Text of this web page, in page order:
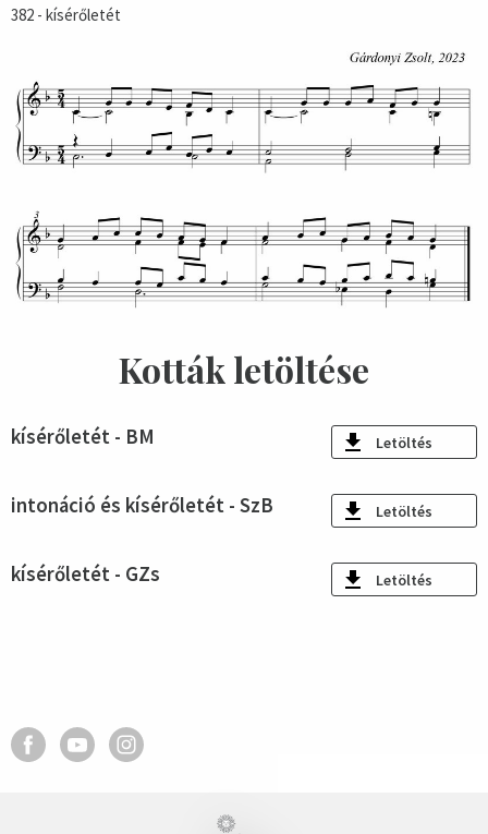
382 - kísérőletét
Kották letöltése
kísérőletét - BM Letöltés
intonáció és kísérőletét - SzB Letöltés
kísérőletét - GZs Letöltés